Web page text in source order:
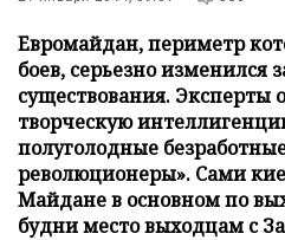
Евромайдан, периметр
боев, серьезно изменился
существования. Эксперты
творческую
полуголодные
революционеры». Сами
Майдане в основном по
будни место выходцам с